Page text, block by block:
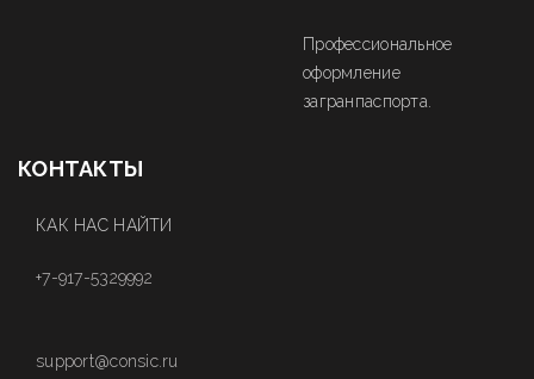
Профессиональное
оформление
загранпаспорта.
КОНТАКТЫ
КАК НАС НАЙТИ
+7-917-5329992
support@consic.ru